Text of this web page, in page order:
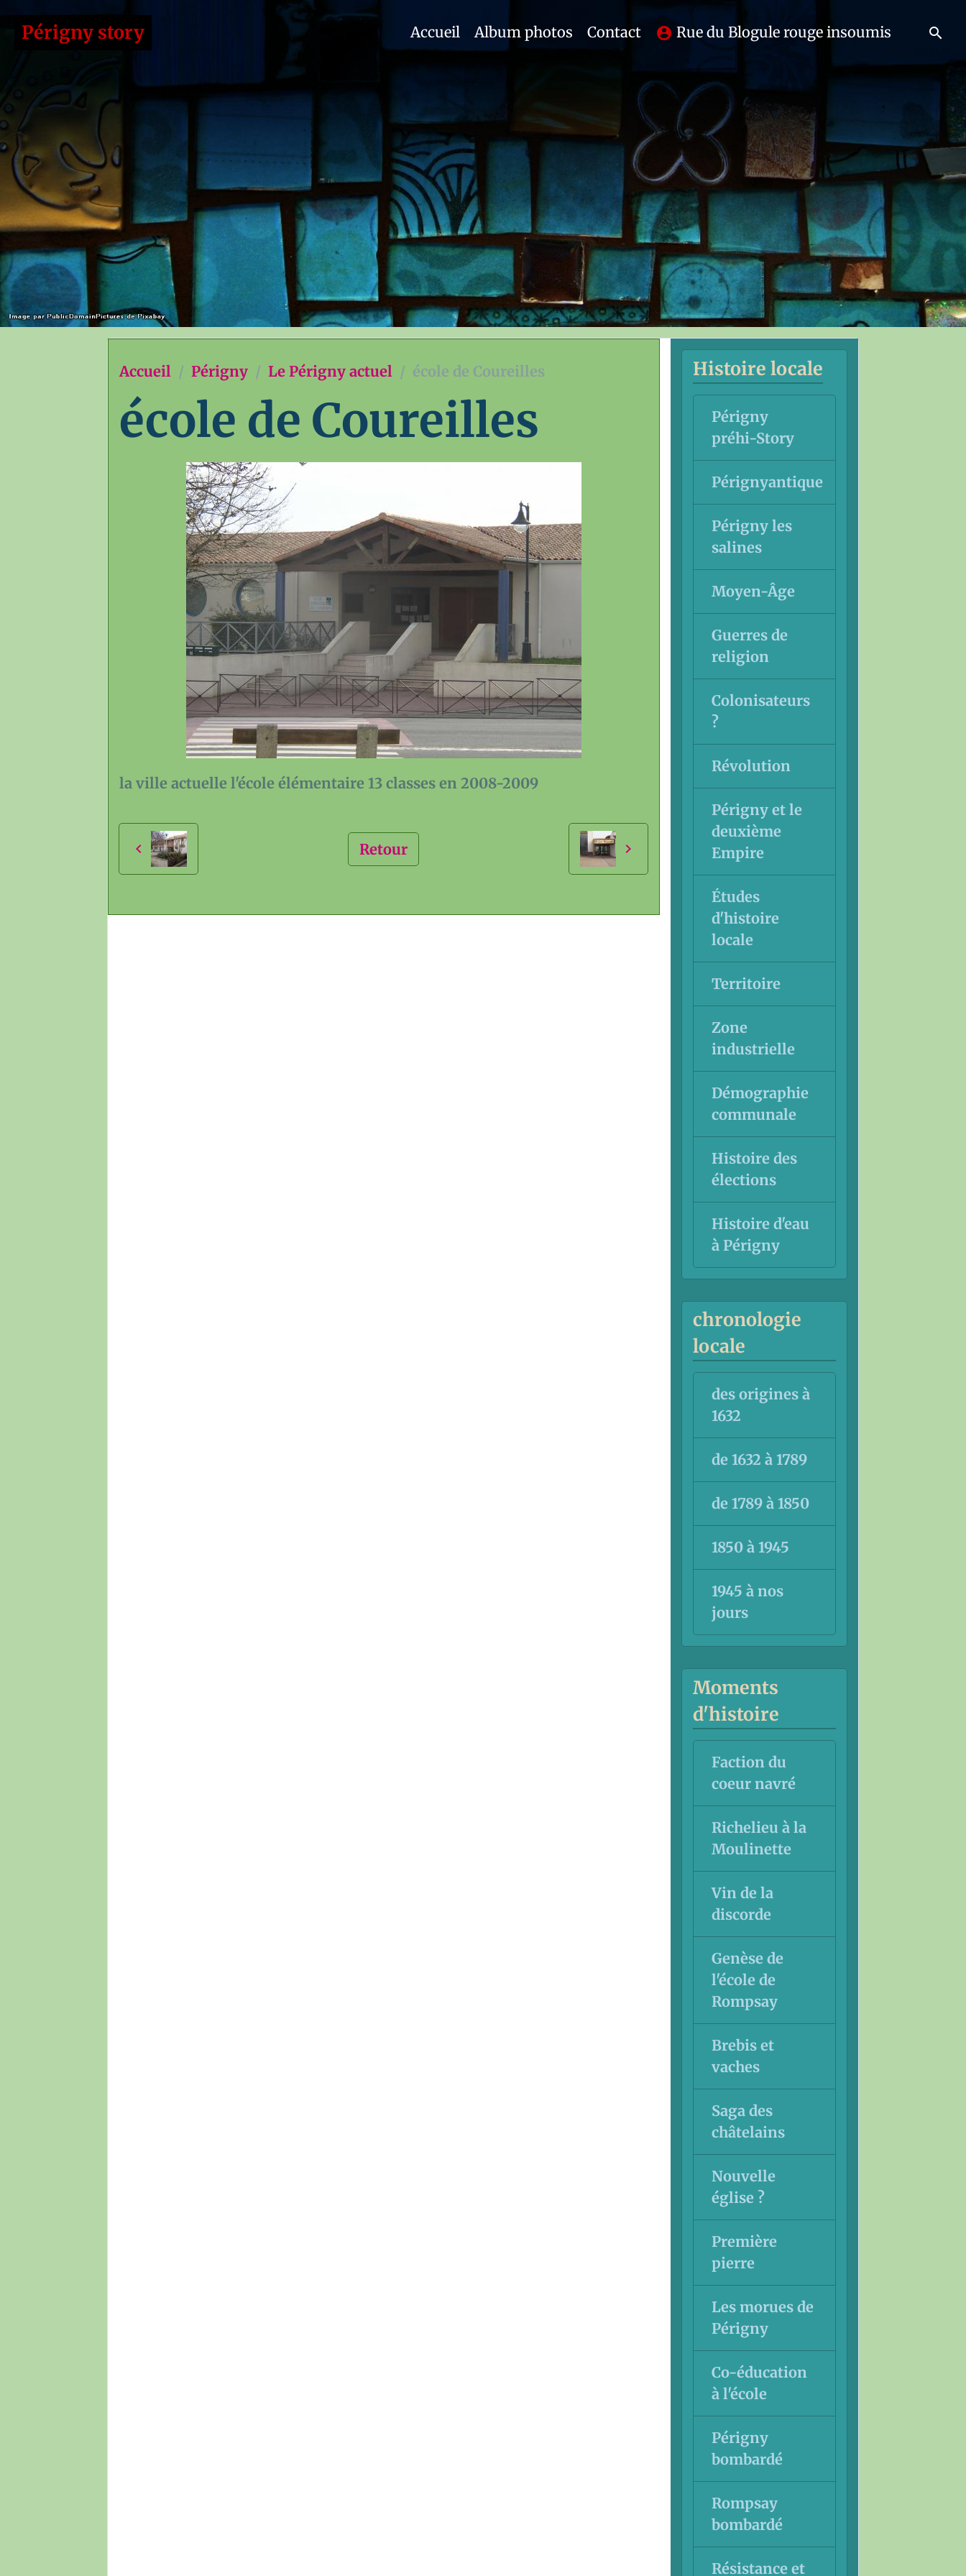
Périgny story Accueil Album photos Contact Rue du Blogule rouge insoumis
Accueil Périgny Le Périgny actuel école de Coureilles
école de Coureilles
la ville actuelle l'école élémentaire 13 classes en 2008-2009
Retour
Histoire locale
Périgny
préhi-Story
Pérignyantique
Périgny les
salines
Moyen-Âge
Guerres de
religion
Colonisateurs
?
Révolution
Périgny et le
deuxième
Empire
Études
d'histoire
locale
Territoire
Zone
industrielle
Démographie
communale
Histoire des
élections
Histoire d'eau
à Périgny
chronologie
locale
des origines à
1632
de 1632 à 1789
de 1789 à 1850
1850 à 1945
1945 à nos
jours
Moments
d'histoire
Faction du
coeur navré
Richelieu à la
Moulinette
Vin de la
discorde
Genèse de
l'école de
Rompsay
Brebis et
vaches
Saga des
châtelains
Nouvelle
église ?
Première
pierre
Les morues de
Périgny
Co-éducation
à l'école
Périgny
bombardé
Rompsay
bombardé
Résistance et